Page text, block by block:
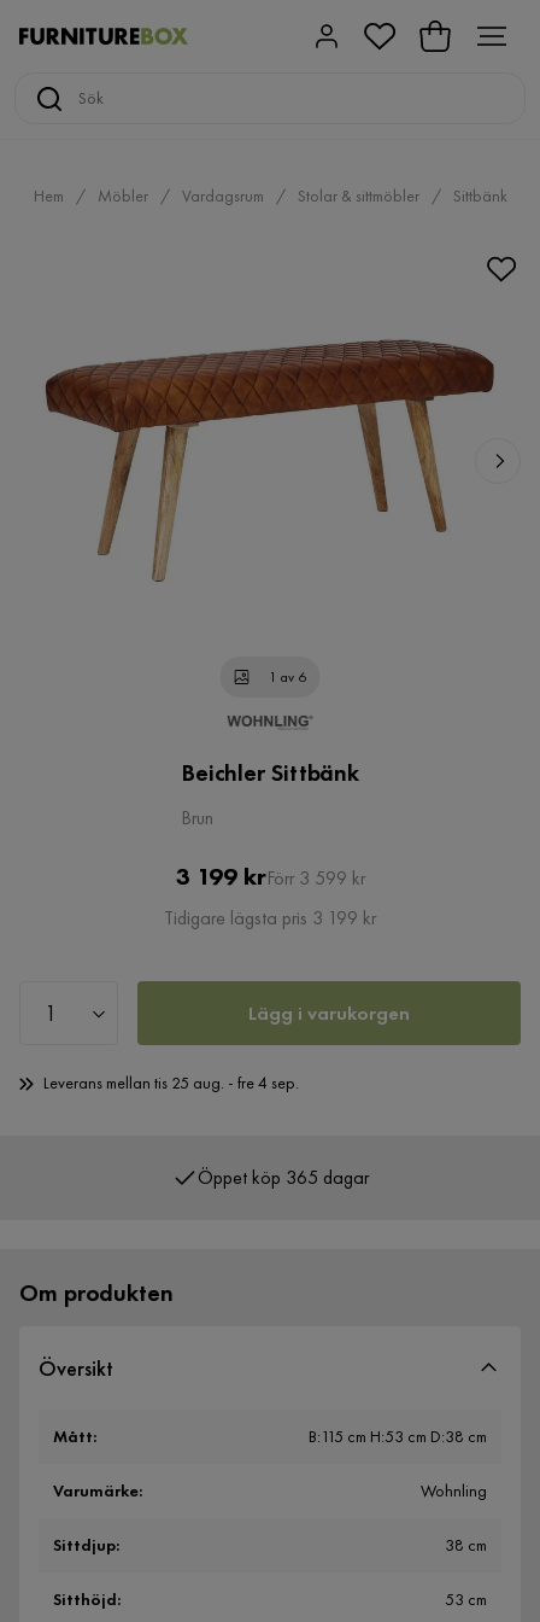
Hem Möbler Vardagsrum Stolar & sittmöbler Sittbänk
1 av 6
Beichler Sittbänk
Brun
Pris
3 199 krOriginal
Pris
Förr 3 599 kr
Tidigare lägsta pris 3 199 kr
Lägg i varukorgen
Leverans mellan tis 25 aug. - fre 4 sep.
Över 400 000 nöjda kunder
Om produkten
Översikt
Mått: B:115 cm H:53 cm D:38 cm
Varumärke: Wohnling
Sittdjup: 38 cm
Sitthöjd: 53 cm